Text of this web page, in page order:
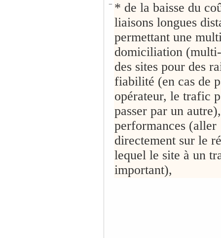
− * de la baisse du
liaisons longues
permettant une
domiciliation
des sites pour des
fiabilité (en cas de
opérateur, le trafic
passer par un
performances (aller
directement sur le
lequel le site à un
important),